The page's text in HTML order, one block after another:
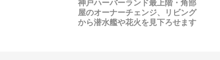
神戸ハーバーランド最上階・角部
屋のオーナーチェンジ、リビング
から潜水艦や花火を見下ろせます